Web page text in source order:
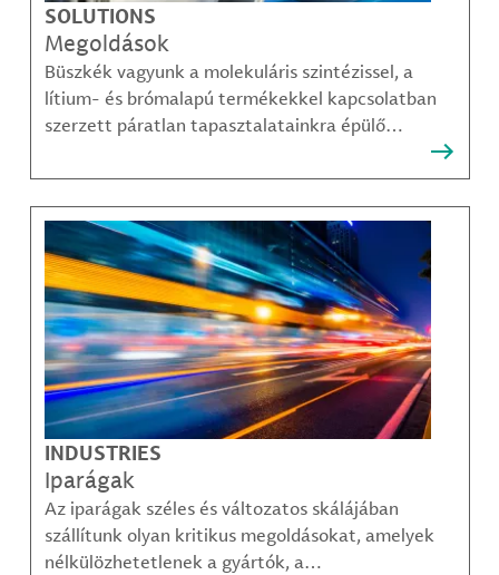
SOLUTIONS
Megoldások
Büszkék vagyunk a molekuláris szintézissel, a
lítium- és brómalapú termékekkel kapcsolatban
szerzett páratlan tapasztalatainkra épülő
legösszetettebb kihívásai is sikerrel leküzdhetők.
INDUSTRIES
Iparágak
Az iparágak széles és változatos skálájában
szállítunk olyan kritikus megoldásokat, amelyek
nélkülözhetetlenek a gyártók, a